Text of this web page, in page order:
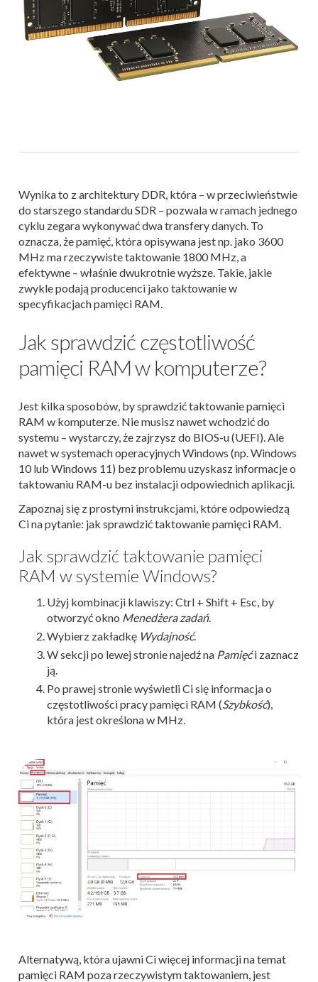
Wynika to z architektury DDR, która – w przeciwieństwie
do starszego standardu SDR – pozwala w ramach jednego
cyklu zegara wykonywać dwa transfery danych. To
oznacza, że pamięć, która opisywana jest np. jako 3600
MHz ma rzeczywiste taktowanie 1800 MHz, a
efektywne – właśnie dwukrotnie wyższe. Takie, jakie
zwykle podają producenci jako taktowanie w
specyfikacjach pamięci RAM.
Jak sprawdzić częstotliwość
pamięci RAM w komputerze?
Jest kilka sposobów, by sprawdzić taktowanie pamięci
RAM w komputerze. Nie musisz nawet wchodzić do
systemu – wystarczy, że zajrzysz do BIOS-u (UEFI). Ale
nawet w systemach operacyjnych Windows (np. Windows
10 lub Windows 11) bez problemu uzyskasz informacje o
taktowaniu RAM-u bez instalacji odpowiednich aplikacji.
Zapoznaj się z prostymi instrukcjami, które odpowiedzą
Ci na pytanie: jak sprawdzić taktowanie pamięci RAM.
Jak sprawdzić taktowanie pamięci
RAM w systemie Windows?
Użyj kombinacji klawiszy: Ctrl + Shift + Esc, by
otworzyć okno Menedżera zadań.
Wybierz zakładkę Wydajność.
W sekcji po lewej stronie najedź na Pamięći zaznacz
ją.
Po prawej stronie wyświetli Ci się informacja o
częstotliwości pracy pamięci RAM (Szybkość),
która jest określona w MHz.
Alternatywą, która ujawni Ci więcej informacji na temat
pamięci RAM poza rzeczywistym taktowaniem, jest